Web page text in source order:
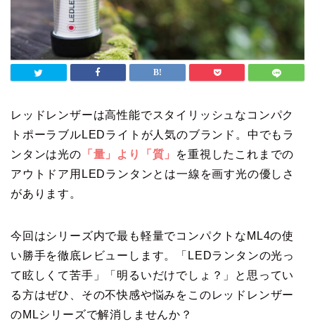
レッドレンザーは高性能でスタイリッシュなコンパク
トポーラブルLEDライトが人気のブランド。中でもラ
ンタンは光の 「量」より「質」
を重視したこれまでの
アウトドア用LEDランタンとは一線を画す光の優しさ
があります。
今回はシリーズ内で最も軽量でコンパクトなML4の使
い勝手を徹底レビューします。「LEDランタンの光っ
て眩しくて苦手」「明るいだけでしょ？」と思ってい
る方はぜひ、その不快感や悩みをこのレッドレンザー
のMLシリーズで解消しませんか？